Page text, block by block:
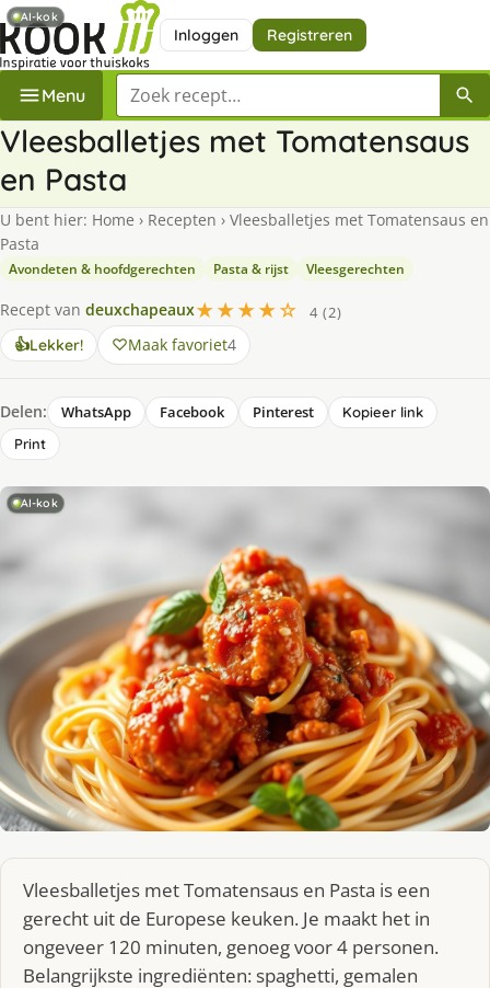
Inloggen Registreren
Menu Zoek een recept
Vleesballetjes met Tomatensaus
en Pasta
U bent hier: Home › Recepten › Vleesballetjes met Tomatensaus en
Pasta
Avondeten & hoofdgerechten Pasta & rijst Vleesgerechten
Recept van deuxchapeaux★★★★☆
4 (2)
👍Lekker! Maak favoriet4
Delen: WhatsApp Facebook Pinterest
Kopieer link
Print
AI-kok
Vleesballetjes met Tomatensaus en Pasta is een
gerecht uit de Europese keuken. Je maakt het in
ongeveer 120 minuten, genoeg voor 4 personen.
Belangrijkste ingrediënten: spaghetti, gemalen
AI-kok